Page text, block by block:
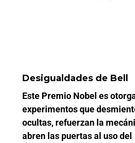
Desigualdades de Bell
Este Premio Nobel es
experimentos que
ocultas, refuerzan la
abren las puertas al uso del